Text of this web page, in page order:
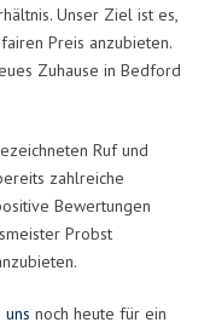
Unser Ziel ist es,
Preis anzubieten.
Zuhause in Bedford
Ruf und
zahlreiche
Bewertungen
Probst
noch heute für ein